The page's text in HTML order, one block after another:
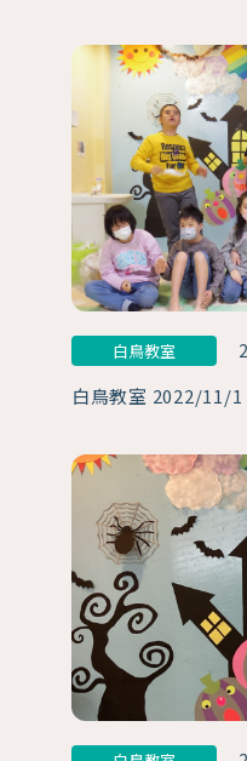
白鳥教室
白鳥教室 2022/11/1